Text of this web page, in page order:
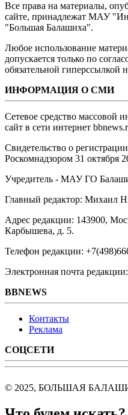
Все права на материалы,
сайте, принадлежат МАУ
"Большая Балашиха".
Любое использование
допускается только по
обязательной гиперссылкой
ИНФОРМАЦИЯ О СМИ
Сетевое средство массовой
сайт в сети интернет
Свидетельство о
Роскомнадзором 31 октября
Учредитель - МАУ ГО
Главный редактор: Михаил
Адрес редакции: 143900,
Карбышева, д. 5.
Телефон редакции:
Электронная почта
BBNEWS
Контакты
Реклама
СОЦСЕТИ
© 2025, БОЛЬШАЯ